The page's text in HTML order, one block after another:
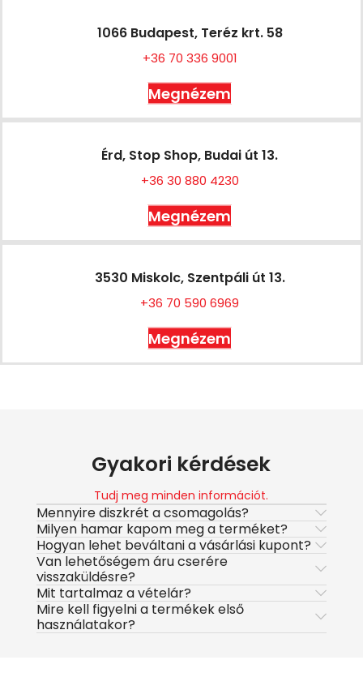
1066 Budapest, Teréz krt. 58
+36 70 336 9001
Megnézem
Érd, Stop Shop, Budai út 13.
+36 30 880 4230
Megnézem
3530 Miskolc, Szentpáli út 13.
+36 70 590 6969
Megnézem
Gyakori kérdések
Tudj meg minden információt.
Mennyire diszkrét a csomagolás?
Milyen hamar kapom meg a terméket?
Hogyan lehet beváltani a vásárlási kupont?
Van lehetőségem áru cserére
visszaküldésre?
Mit tartalmaz a vételár?
Mire kell figyelni a termékek első
használatakor?